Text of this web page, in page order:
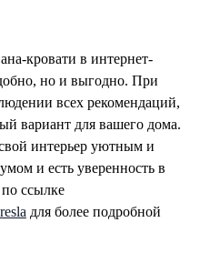
кровати в интернет-
но и выгодно. При
всех рекомендаций,
вариант для вашего дома.
интерьер уютным и
и есть уверенность в
ссылке
для более подробной